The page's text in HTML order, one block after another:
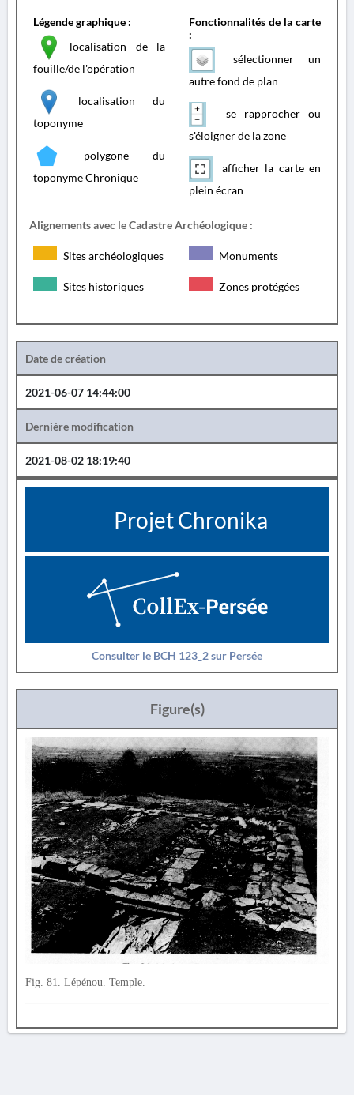
Légende graphique :
localisation de la
fouille/de l'opération
localisation du
toponyme
polygone du
toponyme Chronique
Fonctionnalités de la carte
:
sélectionner un
autre fond de plan
se rapprocher ou
s'éloigner de la zone
afficher la carte en
plein écran
Alignements avec le Cadastre Archéologique :
Sites archéologiques Monuments
Sites historiques Zones protégées
Date de création
2021-06-07 14:44:00
Dernière modification
2021-08-02 18:19:40
Projet Chronika
Consulter le BCH 123_2 sur Persée
Figure(s)
Fig. 81. Lépénou. Temple.